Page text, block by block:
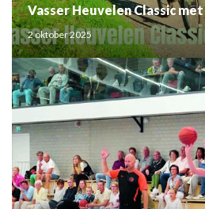
2 oktober 2025